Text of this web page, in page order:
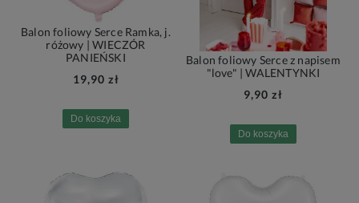
Balon foliowy Serce Ramka, j.
różowy | WIECZÓR
PANIEŃSKI
19,90 zł
Do koszyka
Balon foliowy Serce z napisem
"love" | WALENTYNKI
9,90 zł
Do koszyka